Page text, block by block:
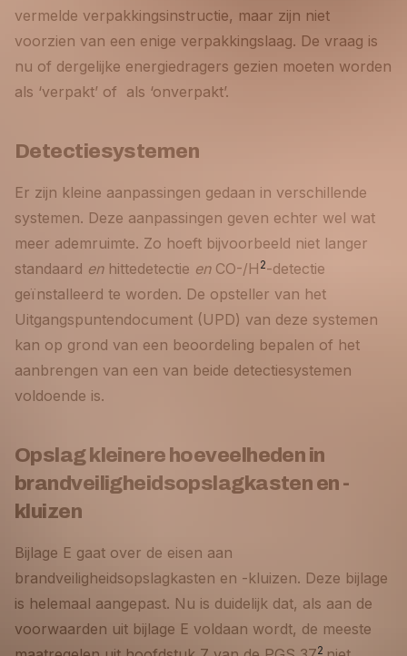
vermelde verpakkingsinstructie, maar zijn niet
voorzien van een enige verpakkingslaag. De vraag is
nu of dergelijke energiedragers gezien moeten worden
als ‘verpakt’ of als ‘onverpakt’.
Detectiesystemen
Er zijn kleine aanpassingen gedaan in verschillende
systemen. Deze aanpassingen geven echter wel wat
meer ademruimte. Zo hoeft bijvoorbeeld niet langer
standaard enhittedetectie enCO-/H 2-detectie
geïnstalleerd te worden. De opsteller van het
Uitgangspuntendocument (UPD) van deze systemen
kan op grond van een beoordeling bepalen of het
aanbrengen van een van beide detectiesystemen
voldoende is.
Opslag kleinere hoeveelheden in
brandveiligheidsopslagkasten en -
kluizen
Bijlage E gaat over de eisen aan
brandveiligheidsopslagkasten en -kluizen. Deze bijlage
is helemaal aangepast. Nu is duidelijk dat, als aan de
voorwaarden uit bijlage E voldaan wordt, de meeste
2